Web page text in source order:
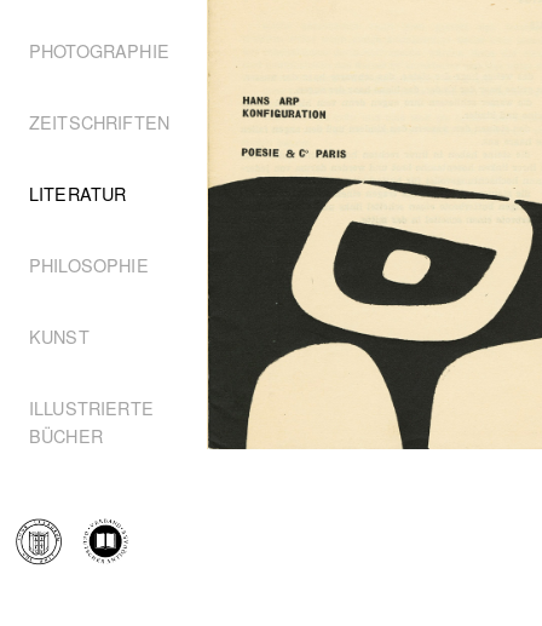
PHOTOGRAPHIE
ZEITSCHRIFTEN
LITERATUR
PHILOSOPHIE
KUNST
ILLUSTRIERTE
BÜCHER